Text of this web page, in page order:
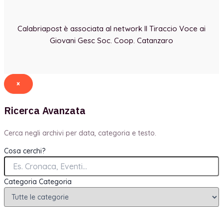
Calabriapost è associata al network Il Tiraccio Voce ai
Giovani Gesc Soc. Coop. Catanzaro
×
Ricerca Avanzata
Cerca negli archivi per data, categoria e testo.
Cosa cerchi?
Categoria Categoria